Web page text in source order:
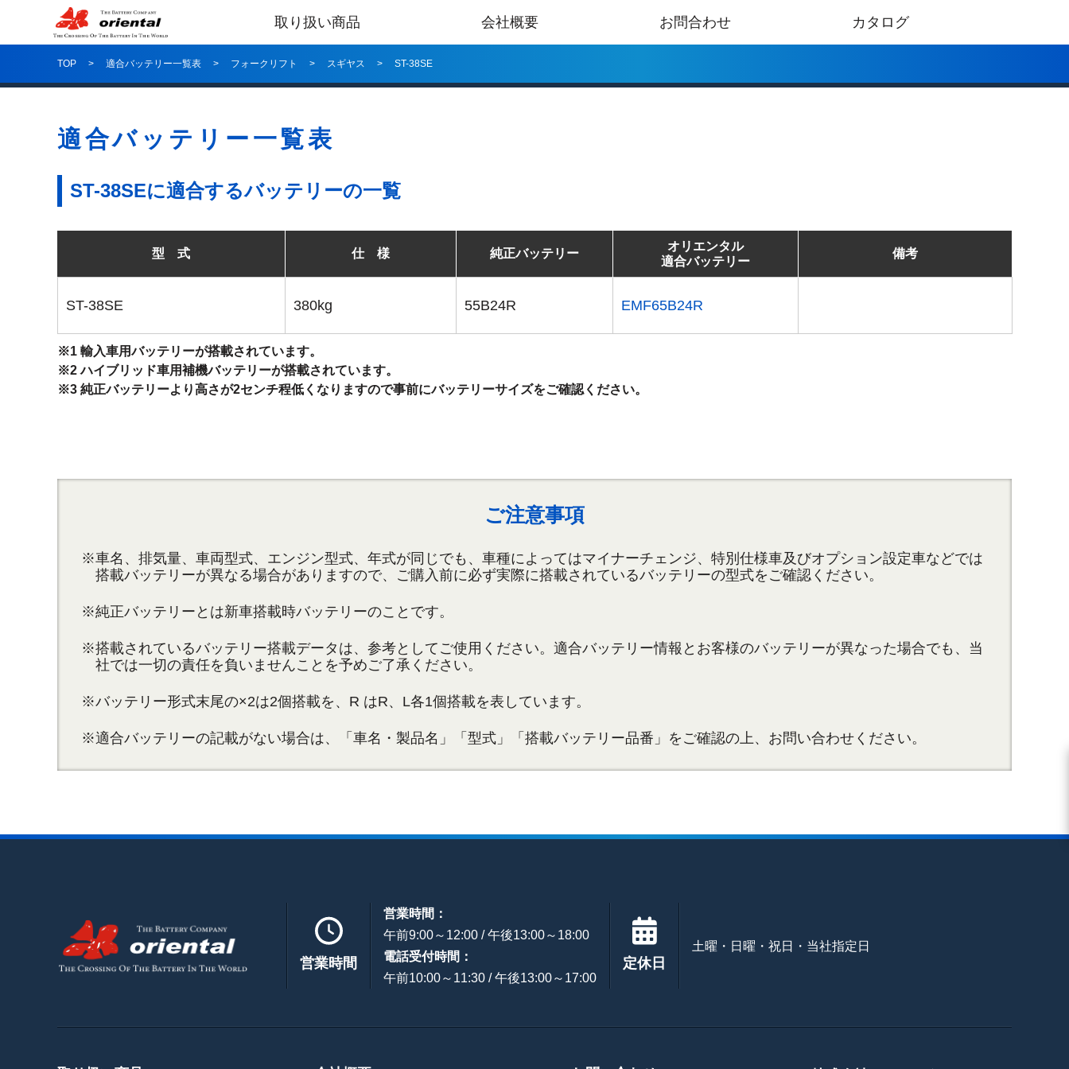
取り扱い商品 会社概要 お問合わせ カタログ
TOP 適合バッテリー一覧表 フォークリフト スギヤス ST-38SE
適合バッテリー一覧表
ST-38SEに適合するバッテリーの一覧
型 式 仕 様 純正バッテリー
オリエンタル
適合バッテリー
備考
ST-38SE 380kg 55B24R EMF65B24R
※1 輸入車用バッテリーが搭載されています。
※2 ハイブリッド車用補機バッテリーが搭載されています。
※3 純正バッテリーより高さが2センチ程低くなりますので事前にバッテリーサイズをご確認ください。
ご注意事項
※車名、排気量、車両型式、エンジン型式、年式が同じでも、車種によってはマイナーチェンジ、特別仕様車及びオプション設定車などでは
搭載バッテリーが異なる場合がありますので、ご購入前に必ず実際に搭載されているバッテリーの型式をご確認ください。
※純正バッテリーとは新車搭載時バッテリーのことです。
※搭載されているバッテリー搭載データは、参考としてご使用ください。適合バッテリー情報とお客様のバッテリーが異なった場合でも、当
社では一切の責任を負いませんことを予めご了承ください。
※バッテリー形式末尾の×2は2個搭載を、R はR、L各1個搭載を表しています。
※適合バッテリーの記載がない場合は、「車名・製品名」「型式」「搭載バッテリー品番」をご確認の上、お問い合わせください。
営業時間
営業時間：
午前9:00～12:00 / 午後13:00～18:00
電話受付時間：
午前10:00～11:30 / 午後13:00～17:00
定休日
土曜・日曜・祝日・当社指定日